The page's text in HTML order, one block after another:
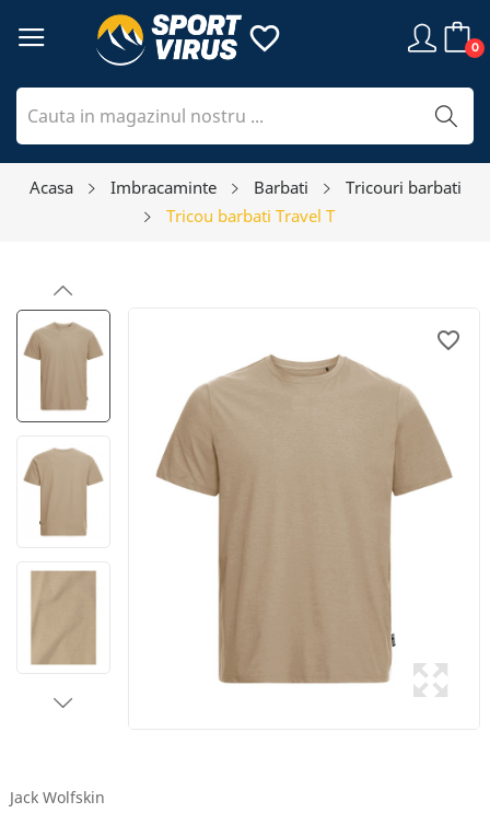
0
favorite_border
Acasa Imbracaminte Barbati
Tricouri barbati
Tricou barbati Travel T
favorite_border
Jack Wolfskin